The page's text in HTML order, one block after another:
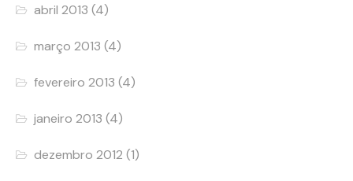
abril 2013 (4)
março 2013 (4)
fevereiro 2013 (4)
janeiro 2013 (4)
dezembro 2012 (1)